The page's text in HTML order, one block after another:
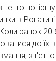
в
ранок 20
до їх
з